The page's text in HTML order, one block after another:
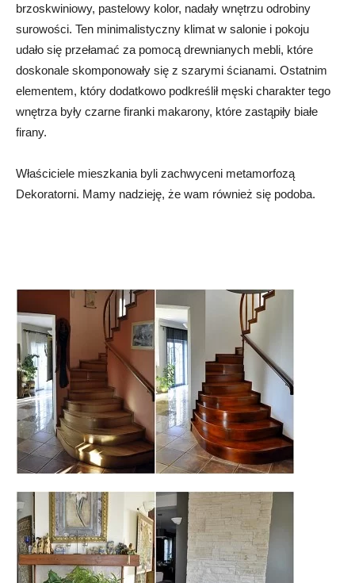
brzoskwiniowy, pastelowy kolor, nadały wnętrzu odrobiny
surowości. Ten minimalistyczny klimat w salonie i pokoju
udało się przełamać za pomocą drewnianych mebli, które
doskonale skomponowały się z szarymi ścianami. Ostatnim
elementem, który dodatkowo podkreślił męski charakter tego
wnętrza były czarne firanki makarony, które zastąpiły białe
firany.
Właściciele mieszkania byli zachwyceni metamorfozą
Dekoratorni. Mamy nadzieję, że wam również się podoba.